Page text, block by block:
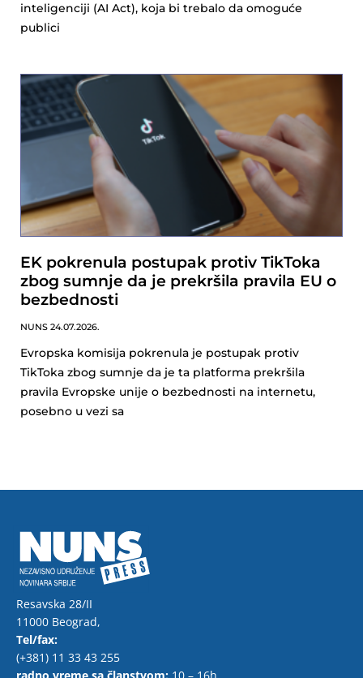
inteligenciji (AI Act), koja bi trebalo da omoguće
publici
EK pokrenula postupak protiv TikToka
zbog sumnje da je prekršila pravila EU o
bezbednosti
NUNS 24.07.2026.
Evropska komisija pokrenula je postupak protiv
TikToka zbog sumnje da je ta platforma prekršila
pravila Evropske unije o bezbednosti na internetu,
posebno u vezi sa
Resavska 28/II
11000 Beograd,
Tel/fax:
(+381) 11 33 43 255